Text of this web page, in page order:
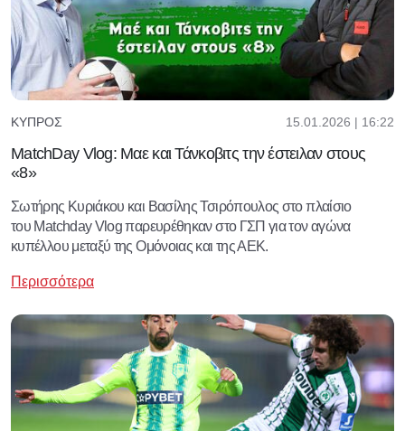
ΚΎΠΡΟΣ 15.01.2026 | 16:22
MatchDay Vlog: Μαε και Τάνκοβιτς την έστειλαν στους
«8»
Σωτήρης Κυριάκου και Βασίλης Τσιρόπουλος στο πλαίσιο
του Matchday Vlog παρευρέθηκαν στο ΓΣΠ για τον αγώνα
κυπέλλου μεταξύ της Ομόνοιας και της ΑΕΚ.
Περισσότερα